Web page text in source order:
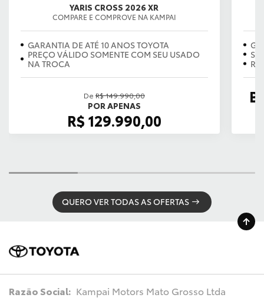
YARIS CROSS 2026 XR
COMPARE E COMPROVE NA KAMPAI
GARANTIA DE ATÉ 10 ANOS TOYOTA
PREÇO VÁLIDO SOMENTE COM SEU USADO
NA TROCA
DeR$ 149.990,00
POR APENAS
R$ 129.990,00
QUERO VER TODAS AS OFERTAS
Razão Social: Kampai Motors Mato Grosso Ltda